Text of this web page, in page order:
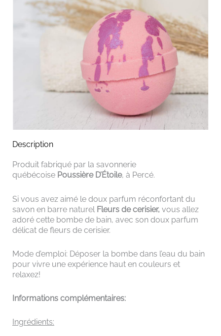
Description
Produit fabriqué par la savonnerie
québécoise Poussière D’Étoile, à Percé.
Si vous avez aimé le doux parfum réconfortant du
savon en barre naturel Fleurs de cerisier, vous allez
adoré cette bombe de bain, avec son doux parfum
délicat de fleurs de cerisier.
Mode d’emploi: Déposer la bombe dans l’eau du bain
pour vivre une expérience haut en couleurs et
relaxez!
Informations complémentaires:
Ingrédients: